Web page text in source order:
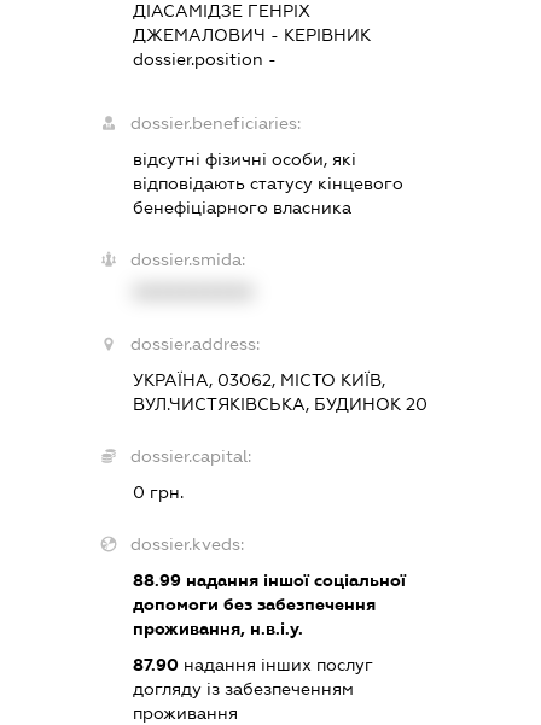
ДІАСАМІДЗЕ ГЕНРІХ
ДЖЕМАЛОВИЧ - КЕРІВНИК
dossier.position -
dossier.beneficiaries:
відсутні фізичні особи, які
відповідають статусу кінцевого
бенефіціарного власника
dossier.smida:
dossier.address:
УКРАЇНА, 03062, МІСТО КИЇВ,
ВУЛ.ЧИСТЯКІВСЬКА, БУДИНОК 20
dossier.capital:
0 грн.
dossier.kveds:
88.99 надання іншої соціальної
допомоги без забезпечення
проживання, н.в.і.у.
87.90 надання інших послуг
догляду із забезпеченням
проживання